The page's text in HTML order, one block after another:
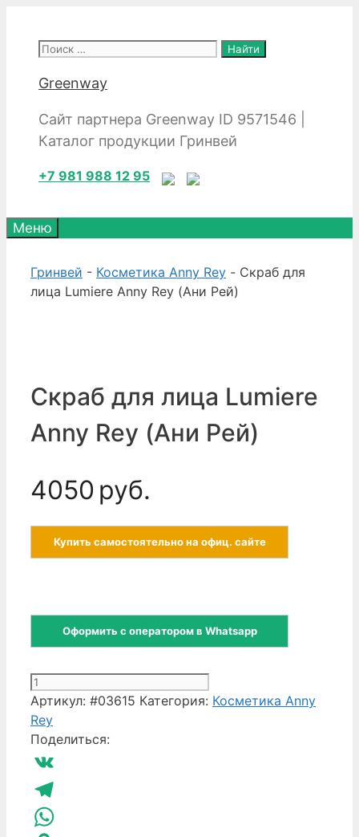
содержимому
Поиск:
Greenway
Сайт партнера Greenway ID 9571546 |
Каталог продукции Гринвей
+7 981 988 12 95
Меню
Гринвей - Косметика Anny Rey - Скраб для
лица Lumiere Anny Rey (Ани Рей)
Скраб для лица Lumiere
Anny Rey (Ани Рей)
4050 руб.
Купить самостоятельно на офиц. сайте
Оформить с оператором в Whatsapp
Количество
товара
Скраб
для
лица
Anny
Rey
Артикул: #03615 Категория: Косметика Anny
Rey
Поделиться:
VK
Telegram